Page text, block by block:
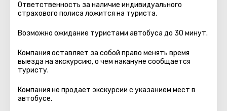
Ответственность за наличие индивидуального
страхового полиса ложится на туриста.
Возможно ожидание туристами автобуса до 30 минут.
Компания оставляет за собой право менять время
выезда на экскурсию, о чем накануне сообщается
туристу.
Компания не продает экскурсии с указанием мест в
автобуcе.